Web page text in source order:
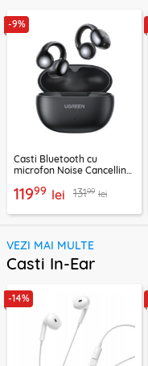
-9%
Casti Bluetooth cu
microfon Noise Cancelling
11999 lei 13199 lei
VEZI MAI MULTE
Casti In-Ear
-14%